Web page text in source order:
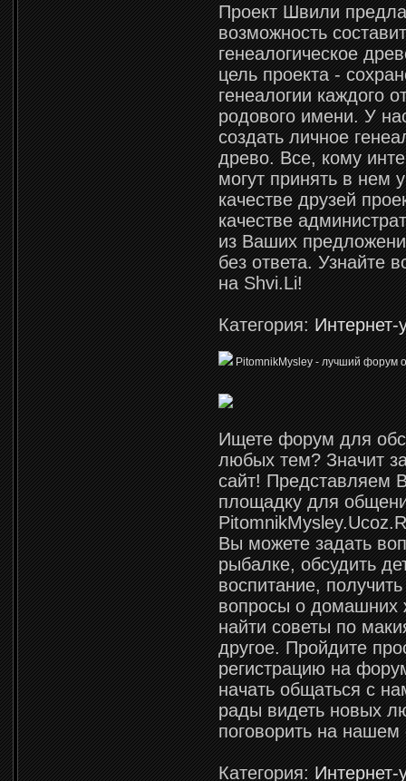
Проект Швили
возможность
генеалогическое
цель проекта -
генеалогии каждого
родового имени. У
создать личное
древо. Все, кому
могут принять в нем
качестве друзей
качестве
из Ваших
без ответа. Узнайте
на Shvi.Li!
Категория:Интернет-
PitomnikMysley - лучший форум
Ищете форум для
любых тем? Значит
сайт! Представляем
площадку для
Вы можете задать
рыбалке, обсудить
воспитание,
вопросы о домашних
найти советы по
другое. Пройдите
регистрацию на
начать общаться с
рады видеть новых
поговорить на
Категория:Интернет-